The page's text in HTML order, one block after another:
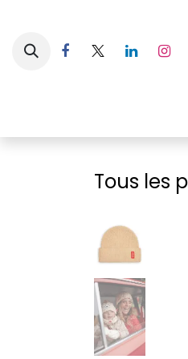
Tous les